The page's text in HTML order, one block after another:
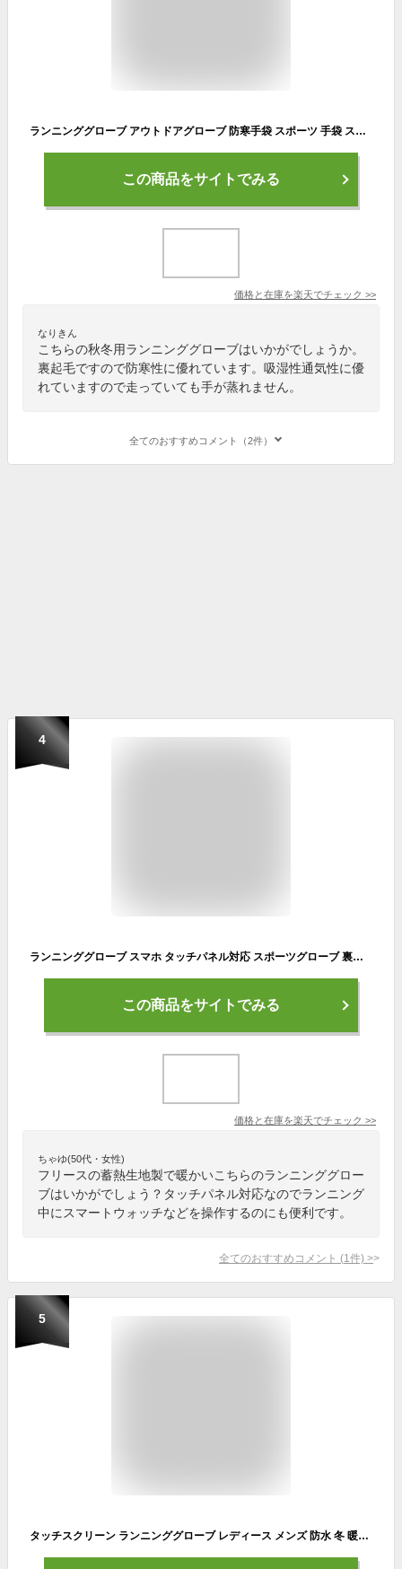
ランニンググローブ アウトドアグローブ 防寒手袋 スポーツ 手袋 スマホ 滑り止め加工 耐磨耗 裏起毛 3D立体裁縫 高弾力 吸湿＆通気 登山 ジョギング サイクリング ハイキング クライミング 通勤通学 秋冬用
この商品をサイトでみる
価格と在庫を楽天でチェック >>
なりきん
こちらの秋冬用ランニンググローブはいかがでしょうか。
裏起毛ですので防寒性に優れています。吸湿性通気性に優
れていますので走っていても手が蒸れません。
全てのおすすめコメント（2件）
4
ランニンググローブ スマホ タッチパネル対応 スポーツグローブ 裏起毛 自転車 撥水生地 サイクリング スポーツ アウトドア 防風 保温 速乾 メンズ レディース 軽量 手袋 防寒
この商品をサイトでみる
価格と在庫を楽天でチェック >>
ちゃゆ(50代・女性)
フリースの蓄熱生地製で暖かいこちらのランニンググロー
ブはいかがでしょう？タッチパネル対応なのでランニング
中にスマートウォッチなどを操作するのにも便利です。
全てのおすすめコメント (1 件) >
5
タッチスクリーン ランニンググローブ レディース メンズ 防水 冬 暖かい 運転 サイクリンググローブ タッチスクリーン フリース裏地 防風 防寒 スキーグローブ フルフィンガー 滑り止め スポーツ 登山 ライディンググローブ